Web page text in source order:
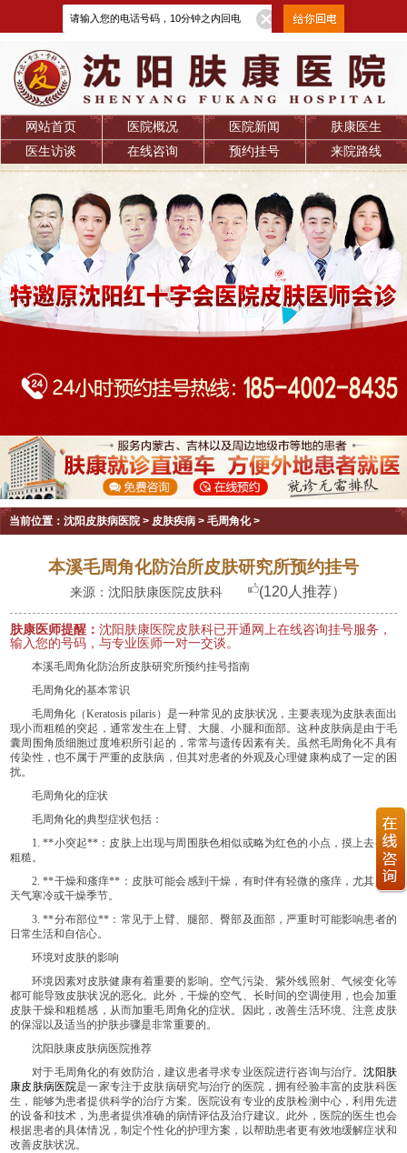
网站首页 医院概况 医院新闻
肤康医生
医生访谈
在线咨询 预约挂号 来院路线
当前位置： 沈阳皮肤病医院> 皮肤疾病> 毛周角化>
本溪毛周角化防治所皮肤研究所预约挂号
来源：沈阳肤康医院皮肤科 (120人推荐）
肤康医师提醒：沈阳肤康医院皮肤科已开通网上在线咨询挂号服务，
输入您的号码，与专业医师一对一交谈。
本溪毛周角化防治所皮肤研究所预约挂号指南
毛周角化的基本常识
毛周角化（Keratosis pilaris）是一种常见的皮肤状况，主要表现为皮肤表面出
现小而粗糙的突起，通常发生在上臂、大腿、小腿和面部。这种皮肤病是由于毛
囊周围角质细胞过度堆积所引起的，常常与遗传因素有关。虽然毛周角化不具有
传染性，也不属于严重的皮肤病，但其对患者的外观及心理健康构成了一定的困
扰。
毛周角化的症状
毛周角化的典型症状包括：
1. **小突起**：皮肤上出现与周围肤色相似或略为红色的小点，摸上去有些
粗糙。
2. **干燥和瘙痒**：皮肤可能会感到干燥，有时伴有轻微的瘙痒，尤其是在
天气寒冷或干燥季节。
3. **分布部位**：常见于上臂、腿部、臀部及面部，严重时可能影响患者的
日常生活和自信心。
环境对皮肤的影响
环境因素对皮肤健康有着重要的影响。空气污染、紫外线照射、气候变化等
都可能导致皮肤状况的恶化。此外，干燥的空气、长时间的空调使用，也会加重
皮肤干燥和粗糙感，从而加重毛周角化的症状。因此，改善生活环境、注意皮肤
的保湿以及适当的护肤步骤是非常重要的。
沈阳肤康皮肤病医院推荐
对于毛周角化的有效防治，建议患者寻求专业医院进行咨询与治疗。沈阳肤
康皮肤病医院是一家专注于皮肤病研究与治疗的医院，拥有经验丰富的皮肤科医
生，能够为患者提供科学的治疗方案。医院设有专业的皮肤检测中心，利用先进
的设备和技术，为患者提供准确的病情评估及治疗建议。此外，医院的医生也会
根据患者的具体情况，制定个性化的护理方案，以帮助患者更有效地缓解症状和
改善皮肤状况。